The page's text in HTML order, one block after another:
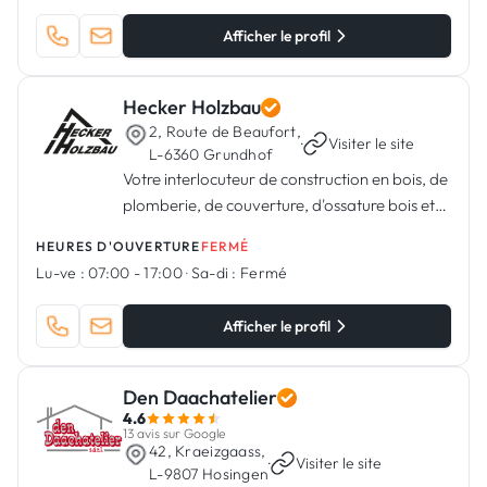
Afficher le profil
Hecker Holzbau
2, Route de Beaufort,
L-6360 Grundhof
· Visiter le site
Votre interlocuteur de construction en bois, de
plomberie, de couverture, d'ossature bois et
HEURES D'OUVERTURE FERMÉ
Lu-ve : 07:00 - 17:00·Sa-di : Fermé
Afficher le profil
Den Daachatelier
4.6
13 avis sur Google
42, Kraeizgaass,
L-9807 Hosingen
· Visiter le site